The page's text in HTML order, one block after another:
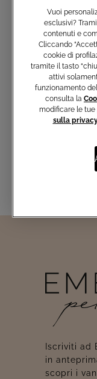
ultime
le
Inserisci
Iscriviti ad
in
scopri i
Vuoi
esclusivi?
contenuti e
Cliccando
cookie di
tramite il tasto
attivi
funzionamento
consulta la
modificare le
sulla